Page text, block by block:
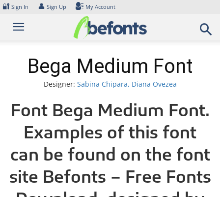
Skip
content
🔐 Sign In 👤 Sign Up My Account
Bega Medium Font
Designer: Sabina Chipara, Diana Ovezea
Font Bega Medium Font.
Examples of this font
can be found on the font
site Befonts – Free Fonts